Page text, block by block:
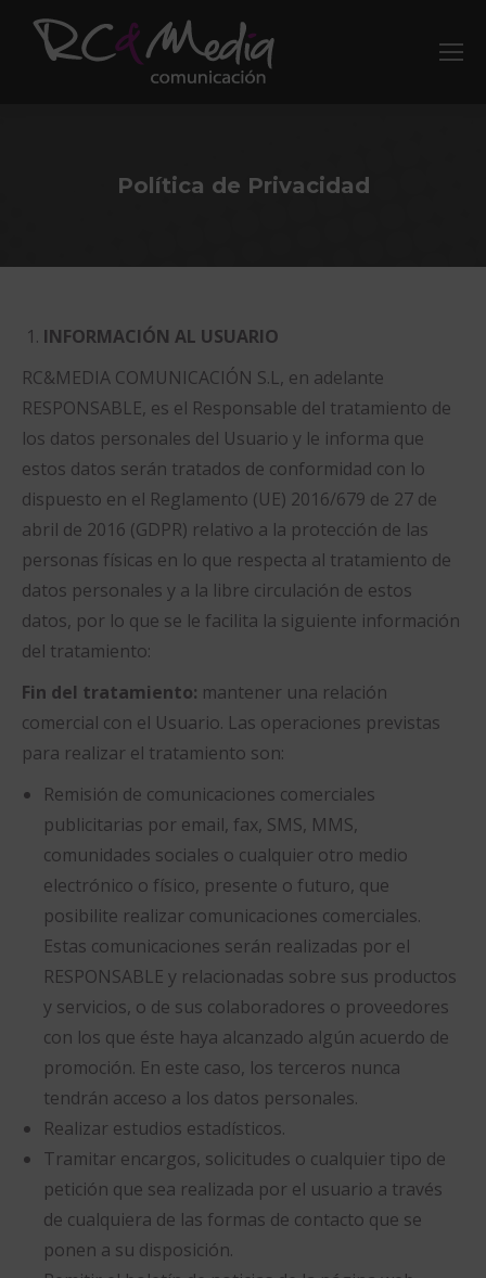
Política de Privacidad
INFORMACIÓN AL USUARIO
RC&MEDIA COMUNICACIÓN S.L, en adelante
RESPONSABLE, es el Responsable del tratamiento de
los datos personales del Usuario y le informa que
estos datos serán tratados de conformidad con lo
dispuesto en el Reglamento (UE) 2016/679 de 27 de
abril de 2016 (GDPR) relativo a la protección de las
personas físicas en lo que respecta al tratamiento de
datos personales y a la libre circulación de estos
datos, por lo que se le facilita la siguiente información
del tratamiento:
Fin del tratamiento: mantener una relación
comercial con el Usuario. Las operaciones previstas
para realizar el tratamiento son:
Remisión de comunicaciones comerciales
publicitarias por email, fax, SMS, MMS,
comunidades sociales o cualquier otro medio
electrónico o físico, presente o futuro, que
posibilite realizar comunicaciones comerciales.
Estas comunicaciones serán realizadas por el
RESPONSABLE y relacionadas sobre sus productos
y servicios, o de sus colaboradores o proveedores
con los que éste haya alcanzado algún acuerdo de
promoción. En este caso, los terceros nunca
tendrán acceso a los datos personales.
Realizar estudios estadísticos.
Tramitar encargos, solicitudes o cualquier tipo de
petición que sea realizada por el usuario a través
de cualquiera de las formas de contacto que se
ponen a su disposición.